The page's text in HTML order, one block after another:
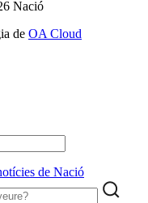
Nació
de OA Cloud
de Nació